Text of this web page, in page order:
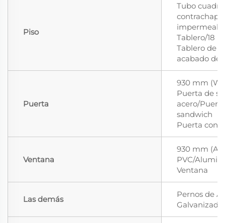
Piso
Tubo
Tablero/18
Tablero de
acabado de
Puerta
930 mm
Puerta de
acero/
sandwich
Puerta con
Ventana
930 mm (A)
PVC/
Ventana
Las demás
Pernos de